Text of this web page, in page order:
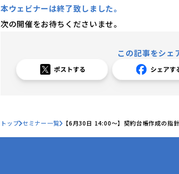
本ウェビナーは終了致しました。
次の開催をお待ちくださいませ。
この記事をシェ
トップ セミナー一覧 【6月30日 14:00〜】契約台帳作成の指